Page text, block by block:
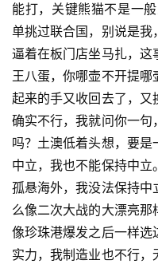
能打，关键熊猫不是一
单挑过联合国，别说是
逼着在板门店坐马扎，这
王八蛋，你哪壶不开提
起来的手又收回去了，
确实不行，我就问你一句
吗？土澳低着头想，要
中立，我也不能保持中
孤悬海外，我没法保持
么像二次大战的大漂亮
像珍珠港爆发之后一样选
实力，我制造业也不行